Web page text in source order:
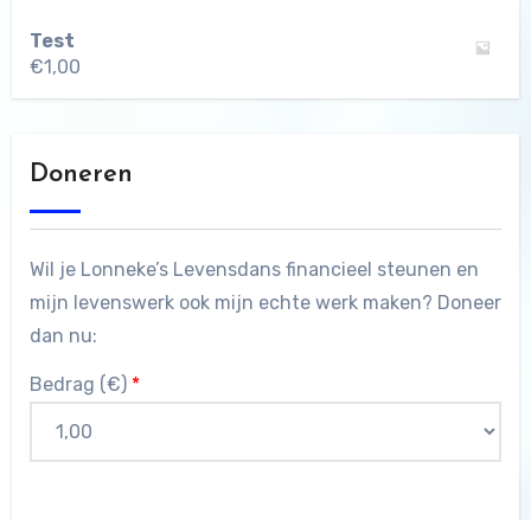
Test
€1,00
Doneren
Wil je Lonneke’s Levensdans financieel steunen en
mijn levenswerk ook mijn echte werk maken? Doneer
dan nu:
Bedrag (€) *